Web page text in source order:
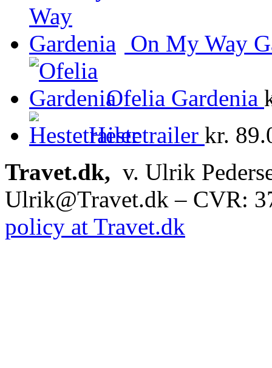
On My Way
Ofelia Gardenia
Hestetrailer kr.
Travet.dk, v. Ulrik
Ulrik@Travet.dk – CVR:
policy at Travet.dk